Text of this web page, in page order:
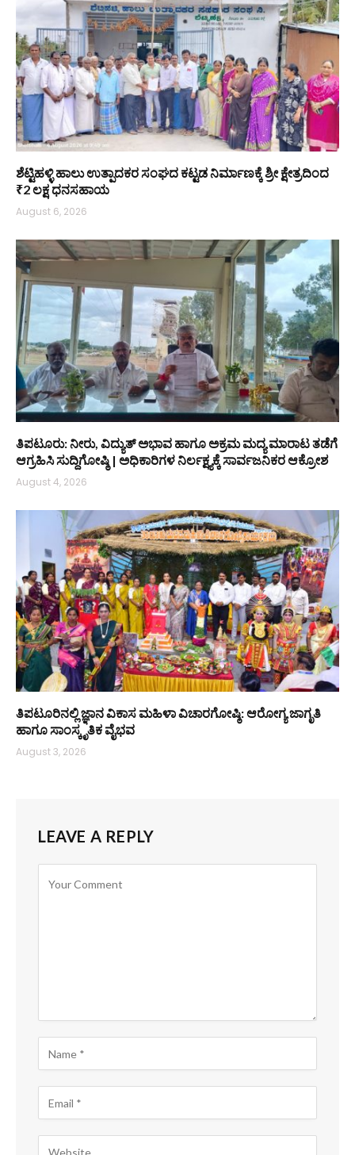
ಶೆಟ್ಟಿಹಳ್ಳಿ ಹಾಲು ಉತ್ಪಾದಕರ ಸಂಘದ ಕಟ್ಟಡ ನಿರ್ಮಾಣಕ್ಕೆ ಶ್ರೀ ಕ್ಷೇತ್ರದಿಂದ
₹2 ಲಕ್ಷ ಧನಸಹಾಯ
August 6, 2026
ತಿಪಟೂರು: ನೀರು, ವಿದ್ಯುತ್ ಅಭಾವ ಹಾಗೂ ಅಕ್ರಮ ಮದ್ಯ ಮಾರಾಟ ತಡೆಗೆ
ಆಗ್ರಹಿಸಿ ಸುದ್ದಿಗೋಷ್ಠಿ | ಅಧಿಕಾರಿಗಳ ನಿರ್ಲಕ್ಷ್ಯಕ್ಕೆ ಸಾರ್ವಜನಿಕರ ಆಕ್ರೋಶ
August 4, 2026
ತಿಪಟೂರಿನಲ್ಲಿ ಜ್ಞಾನ ವಿಕಾಸ ಮಹಿಳಾ ವಿಚಾರಗೋಷ್ಠಿ: ಆರೋಗ್ಯ ಜಾಗೃತಿ
ಹಾಗೂ ಸಾಂಸ್ಕೃತಿಕ ವೈಭವ
August 3, 2026
LEAVE A REPLY